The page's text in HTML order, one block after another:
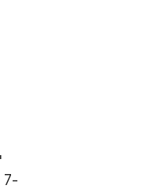
7-